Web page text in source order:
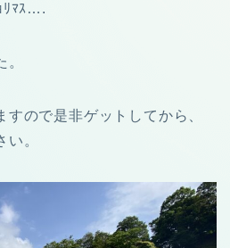
ﾏｽ….
ので是非ゲットしてから、
。